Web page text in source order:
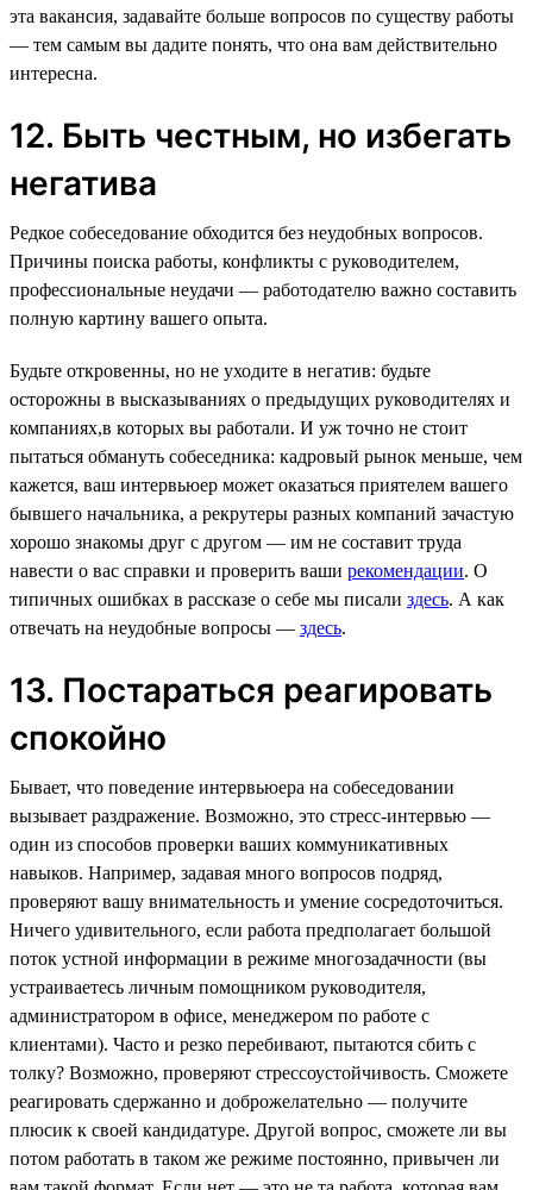
эта вакансия, задавайте больше вопросов по существу работы
— тем самым вы дадите понять, что она вам действительно
интересна.
12. Быть честным, но избегать
негатива
Редкое собеседование обходится без неудобных вопросов.
Причины поиска работы, конфликты с руководителем,
профессиональные неудачи — работодателю важно составить
полную картину вашего опыта.
Будьте откровенны, но не уходите в негатив: будьте
осторожны в высказываниях о предыдущих руководителях и
компаниях,в которых вы работали. И уж точно не стоит
пытаться обмануть собеседника: кадровый рынок меньше, чем
кажется, ваш интервьюер может оказаться приятелем вашего
бывшего начальника, а рекрутеры разных компаний зачастую
хорошо знакомы друг с другом — им не составит труда
навести о вас справки и проверить ваши рекомендации. О
типичных ошибках в рассказе о себе мы писали здесь. А как
отвечать на неудобные вопросы — здесь.
13. Постараться реагировать
спокойно
Бывает, что поведение интервьюера на собеседовании
вызывает раздражение. Возможно, это стресс-интервью —
один из способов проверки ваших коммуникативных
навыков. Например, задавая много вопросов подряд,
проверяют вашу внимательность и умение сосредоточиться.
Ничего удивительного, если работа предполагает большой
поток устной информации в режиме многозадачности (вы
устраиваетесь личным помощником руководителя,
администратором в офисе, менеджером по работе с
клиентами). Часто и резко перебивают, пытаются сбить с
толку? Возможно, проверяют стрессоустойчивость. Сможете
реагировать сдержанно и доброжелательно — получите
плюсик к своей кандидатуре. Другой вопрос, сможете ли вы
потом работать в таком же режиме постоянно, привычен ли